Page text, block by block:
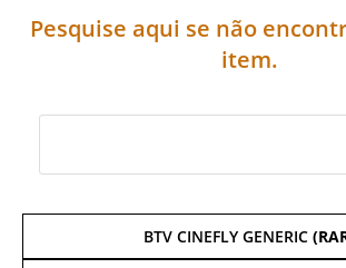
Pesquise aqui se não
item.
BTV CINEFLY GENERIC